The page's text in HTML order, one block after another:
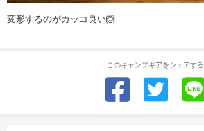
変形するのがカッコ良い🙆
このキャンプギアをシェアする